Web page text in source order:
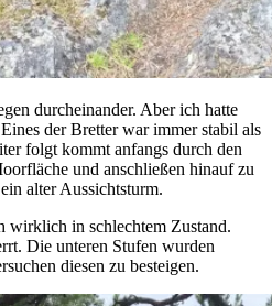
durcheinander. Aber ich hatte
der Bretter war immer stabil als
folgt kommt anfangs durch den
und anschließen hinauf zu
alter Aussichtsturm.
wirklich in schlechtem Zustand.
Die unteren Stufen wurden
diesen zu besteigen.